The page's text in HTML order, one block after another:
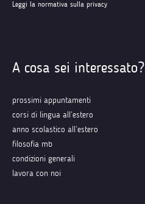
Leggi la normativa sulla privacy
A cosa sei interessato?
prossimi appuntamenti
corsi di lingua all’estero
anno scolastico all’estero
filosofia mb
condizioni generali
lavora con noi